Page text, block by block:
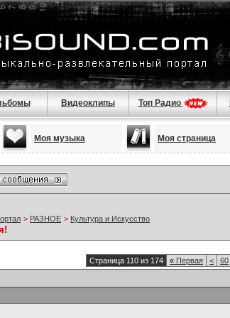
Видеоклипы Топ Радио
Моя музыка Моя страница
> РАЗНОЕ > Культура и Искусство
Страница 110 из 174 « Первая < 60